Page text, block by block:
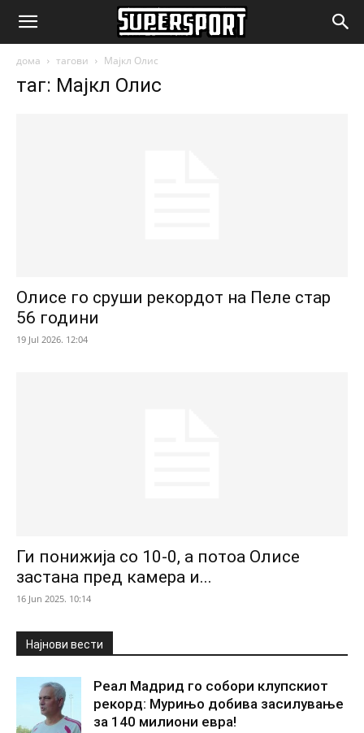
SuperSport.mk
дома тагови Мајкл Олис
таг: Мајкл Олис
Олисе го сруши рекордот на Пеле стар
56 години
19 Jul 2026. 12:04
Ги понижија со 10-0, а потоа Олисе
застана пред камера и...
16 Jun 2025. 10:14
Најнови вести
Реал Мадрид го собори клупскиот
рекорд: Мурињо добива засилување
за 140 милиони евра!